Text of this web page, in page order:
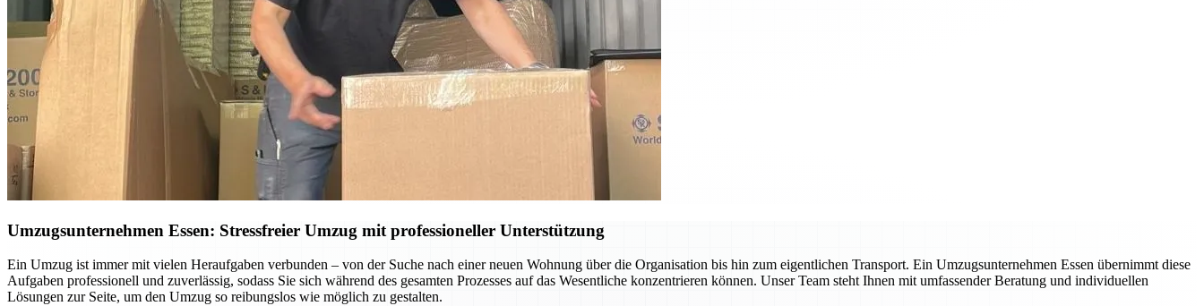
Umzugsunternehmen Essen: Stressfreier Umzug mit professioneller Unterstützung
Ein Umzug ist immer mit vielen Heraufgaben verbunden – von der Suche nach einer neuen Wohnung über die Organisation bis hin zum eigentlichen Transport. Ein Umzugsunternehmen Essen übernimmt diese
Aufgaben professionell und zuverlässig, sodass Sie sich während des gesamten Prozesses auf das Wesentliche konzentrieren können. Unser Team steht Ihnen mit umfassender Beratung und individuellen
Lösungen zur Seite, um den Umzug so reibungslos wie möglich zu gestalten.